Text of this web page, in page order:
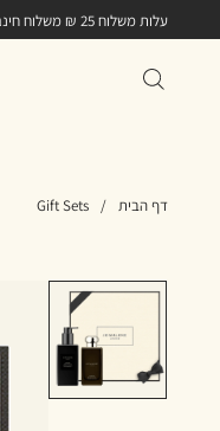
עלות משלוח 25 ₪ משלוח חינם ברכישה ב-300 ₪ ומעלה.
דף הבית /
Gift Sets